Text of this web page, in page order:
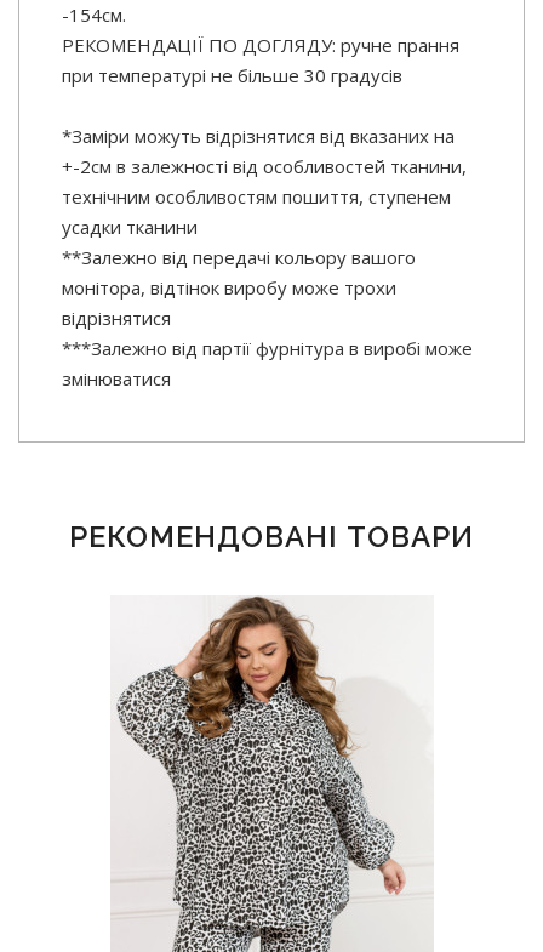
-154см.
РЕКОМЕНДАЦІЇ ПО ДОГЛЯДУ: ручне прання
при температурі не більше 30 градусів
*Заміри можуть відрізнятися від вказаних на
+-2см в залежності від особливостей тканини,
технічним особливостям пошиття, ступенем
усадки тканини
**Залежно від передачі кольору вашого
монітора, відтінок виробу може трохи
відрізнятися
***Залежно від партії фурнітура в виробі може
змінюватися
РЕКОМЕНДОВАНІ ТОВАРИ